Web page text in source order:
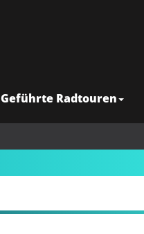
Geführte Radtouren